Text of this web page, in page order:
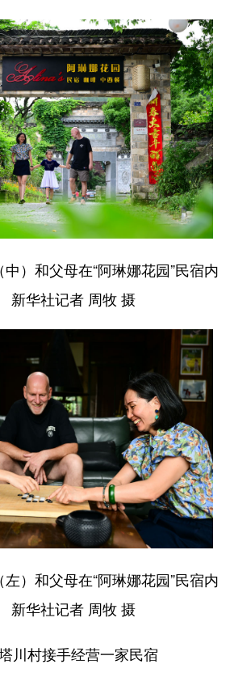
西 海南 重庆
州 云南 西藏
肃 青海 宁夏
古 黑龙江
Français عربى
）和父母在“阿琳娜花园”民宿内
新华社记者 周牧 摄
）和父母在“阿琳娜花园”民宿内
新华社记者 周牧 摄
川村接手经营一家民宿